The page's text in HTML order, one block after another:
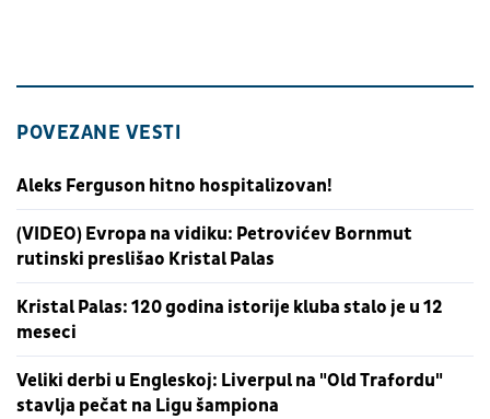
POVEZANE VESTI
Aleks Ferguson hitno hospitalizovan!
(VIDEO) Evropa na vidiku: Petrovićev Bornmut
rutinski preslišao Kristal Palas
Kristal Palas: 120 godina istorije kluba stalo je u 12
meseci
Veliki derbi u Engleskoj: Liverpul na "Old Trafordu"
stavlja pečat na Ligu šampiona